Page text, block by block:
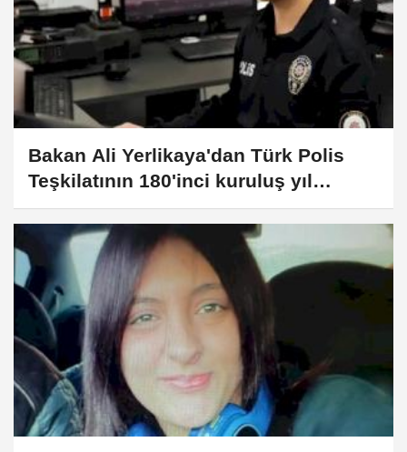
Bakan Ali Yerlikaya'dan Türk Polis
Teşkilatının 180'inci kuruluş yıl
dönümü mesajı